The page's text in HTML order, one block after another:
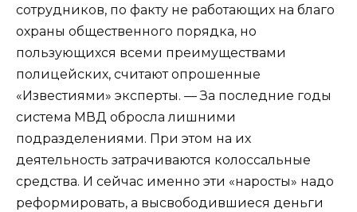
сотрудников, по факту не работающих на благо
охраны общественного порядка, но
пользующихся всеми преимуществами
полицейских, считают опрошенные
«Известиями» эксперты. — За последние годы
система МВД обросла лишними
подразделениями. При этом на их
деятельность затрачиваются колоссальные
средства. И сейчас именно эти «наросты» надо
реформировать, а высвободившиеся деньги